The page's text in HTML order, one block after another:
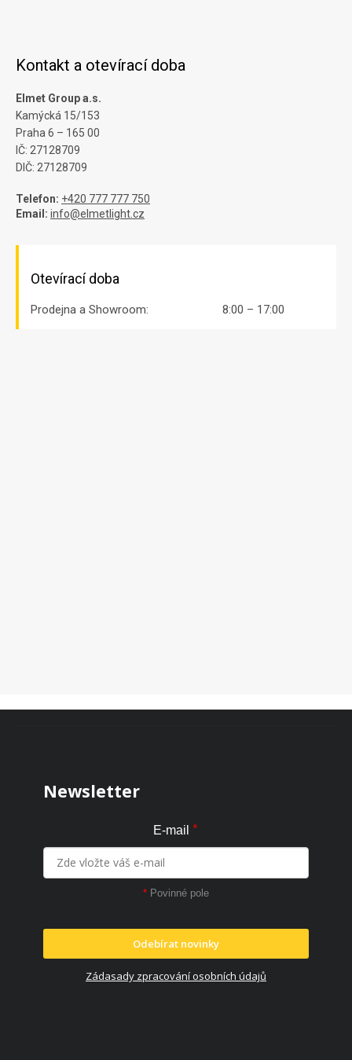
Kontakt a otevírací doba
Elmet Group a.s.
Kamýcká 15/153
Praha 6 – 165 00
IČ: 27128709
DIČ: 27128709
Telefon: +420 777 777 750
Email: info@elmetlight.cz
Otevírací doba
Prodejna a Showroom: 8:00 – 17:00
Newsletter
E-mail *
* Povinné pole
Odebírat novinky
Zádasady zpracování osobních údajů